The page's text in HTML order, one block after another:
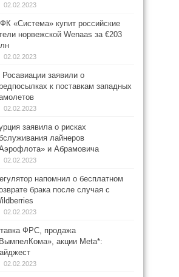
02.02.2023
«Система» купит российские
норвежской Wenaas за €203
02.02.2023
Росавиации заявили о
к поставкам западных
02.02.2023
заявила о рисках
лайнеров
и Абрамовича
02.02.2023
напомнил о бесплатном
брака после случая с
02.02.2023
ФРС, продажа
акции Meta*:
02.02.2023